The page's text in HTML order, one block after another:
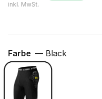
inkl. MwSt.
Farbe — Black